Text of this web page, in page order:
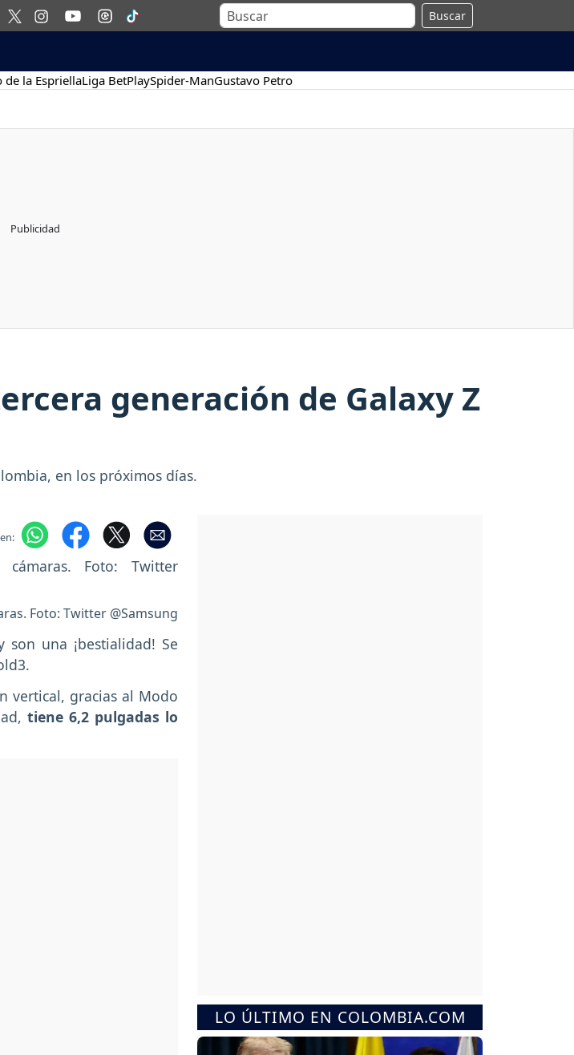
Buscar
de la EspriellaLiga BetPlaySpider-ManGustavo Petro
generación de Galaxy Z
en los próximos días.
Foto: Twitter @Samsung
una ¡bestialidad! Se
vertical, gracias al Modo
tiene 6,2 pulgadas lo
LO ÚLTIMO EN COLOMBIA.COM